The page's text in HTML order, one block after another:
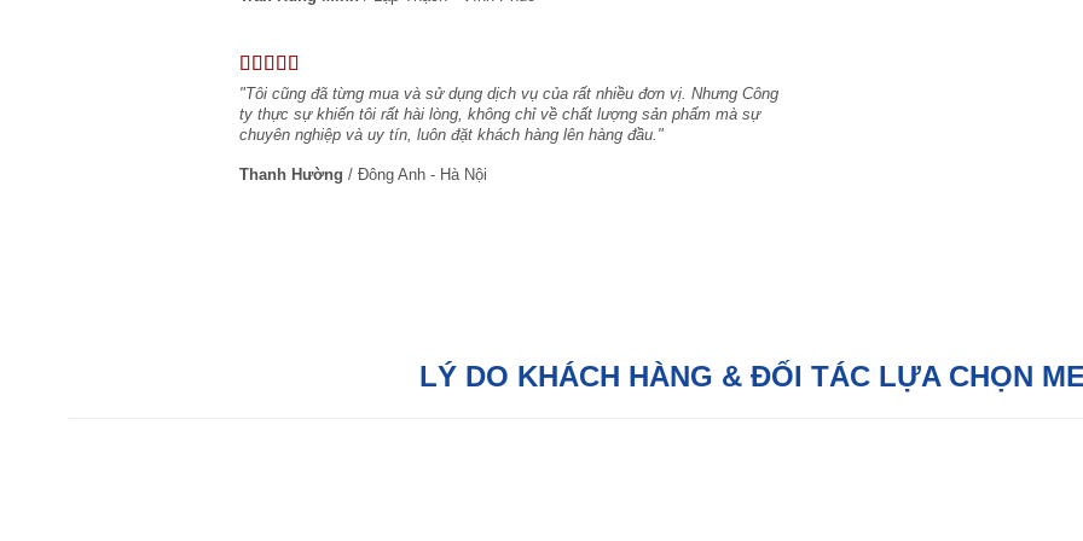
"Tôi cũng đã từng mua và sử dụng dịch vụ của rất nhiều đơn vị. Nhưng Công
ty thực sự khiến tôi rất hài lòng, không chỉ về chất lượng sản phẩm mà sự
chuyên nghiệp và uy tín, luôn đặt khách hàng lên hàng đầu."
Thanh Hường / Đông Anh - Hà Nội
LÝ DO KHÁCH HÀNG & ĐỐI TÁC LỰA CHỌN